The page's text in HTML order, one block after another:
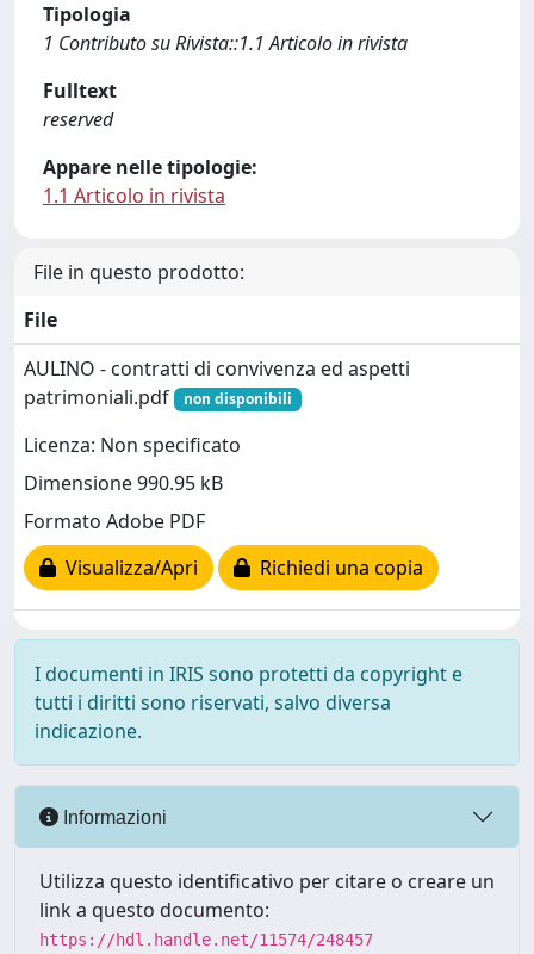
Tipologia
1 Contributo su Rivista::1.1 Articolo in rivista
Fulltext
reserved
Appare nelle tipologie:
1.1 Articolo in rivista
File in questo prodotto:
File
AULINO - contratti di convivenza ed aspetti
patrimoniali.pdf
non disponibili
Licenza: Non specificato
Dimensione 990.95 kB
Formato Adobe PDF
Visualizza/Apri
Richiedi una copia
I documenti in IRIS sono protetti da copyright e
tutti i diritti sono riservati, salvo diversa
indicazione.
Informazioni
Utilizza questo identificativo per citare o creare un
link a questo documento:
https://hdl.handle.net/11574/248457